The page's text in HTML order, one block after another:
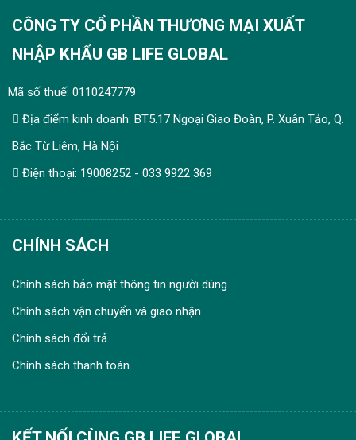
CÔNG TY CỔ PHẦN THƯƠNG MẠI XUẤT
NHẬP KHẨU GB LIFE GLOBAL
Mã số thuế: 0110247779
Địa điểm kinh doanh: BT5.17 Ngoại Giao Đoàn, P. Xuân Tảo, Q.
Bắc Từ Liêm, Hà Nội
Điện thoại: 19008252 - 033 9922 369
CHÍNH SÁCH
Chính sách bảo mật thông tin người dùng.
Chính sách vận chuyển và giao nhận.
Chính sách đổi trả.
Chính sách thanh toán.